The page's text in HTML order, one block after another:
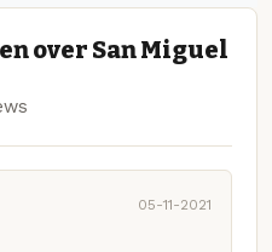
over San Miguel
05-11-2021